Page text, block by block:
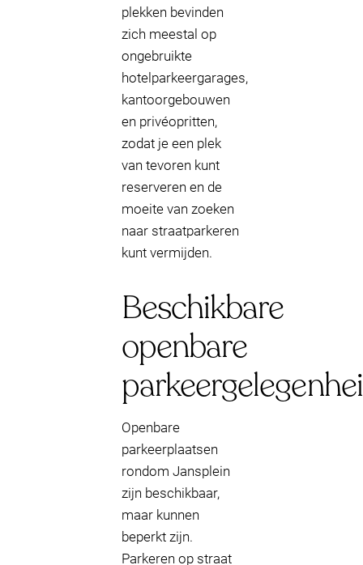
plekken bevinden
zich meestal op
ongebruikte
hotelparkeergarages,
kantoorgebouwen
en privéopritten,
zodat je een plek
van tevoren kunt
reserveren en de
moeite van zoeken
naar straatparkeren
kunt vermijden.
Beschikbare
openbare
Openbare
parkeerplaatsen
rondom Jansplein
zijn beschikbaar,
maar kunnen
beperkt zijn.
Parkeren op straat